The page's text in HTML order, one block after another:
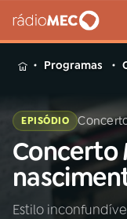
MENU
Buscar
na
Rádio
MEC
Programas
EPISÓDIO
Concerto
Estilo